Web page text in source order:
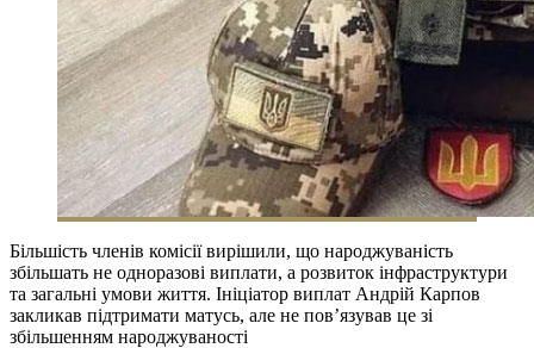
Більшість членів комісії вирішили, що народжуваність
збільшать не одноразові виплати, а розвиток інфраструктури
та загальні умови життя. Ініціатор виплат Андрій Карпов
закликав підтримати матусь, але не пов’язував це зі
збільшенням народжуваності